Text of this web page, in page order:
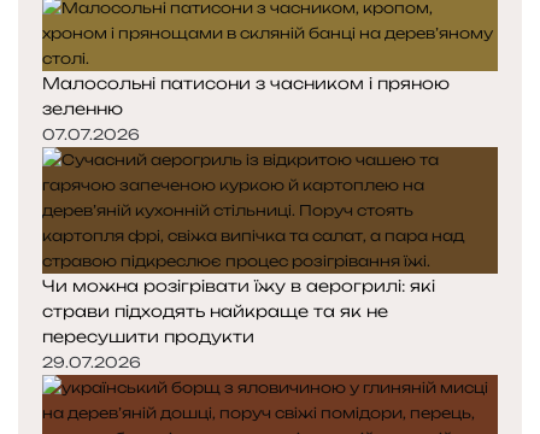
Малосольні патисони з часником і пряною
зеленню
07.07.2026
Чи можна розігрівати їжу в аерогрилі: які
страви підходять найкраще та як не
пересушити продукти
29.07.2026